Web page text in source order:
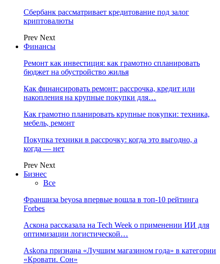
Сбербанк рассматривает кредитование под залог
криптовалюты
Prev Next
Финансы
Ремонт как инвестиция: как грамотно спланировать
бюджет на обустройство жилья
Как финансировать ремонт: рассрочка, кредит или
накопления на крупные покупки для…
Как грамотно планировать крупные покупки: техника,
мебель, ремонт
Покупка техники в рассрочку: когда это выгодно, а
когда — нет
Prev Next
Бизнес
Все
Франшиза beyosa впервые вошла в топ-10 рейтинга
Forbes
Аскона рассказала на Tech Week о применении ИИ для
оптимизации логистической…
Askona признана «Лучшим магазином года» в категории
«Кровати. Сон»